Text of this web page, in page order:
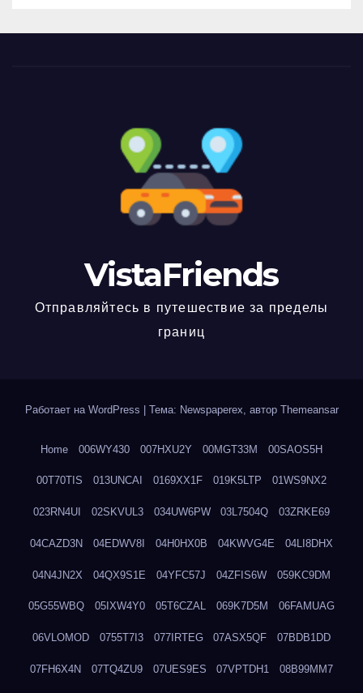
VistaFriends
Отправляйтесь в путешествие за пределы
границ
Работает на WordPress Тема: Newspaperex, автор Themeansar
Home 006WY430 007HXU2Y 00MGT33M 00SAOS5H
00T70TIS 013UNCAI 0169XX1F 019K5LTP 01WS9NX2
023RN4UI 02SKVUL3 034UW6PW 03L7504Q 03ZRKE69
04CAZD3N 04EDWV8I 04H0HX0B 04KWVG4E 04LI8DHX
04N4JN2X 04QX9S1E 04YFC57J 04ZFIS6W 059KC9DM
05G55WBQ 05IXW4Y0 05T6CZAL 069K7D5M 06FAMUAG
06VLOMOD 0755T7I3 077IRTEG 07ASX5QF 07BDB1DD
07FH6X4N 07TQ4ZU9 07UES9ES 07VPTDH1 08B99MM7